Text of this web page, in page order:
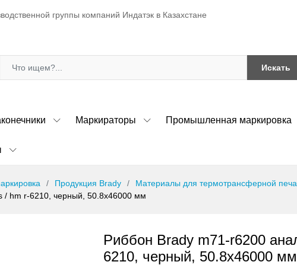
группы компаний Индатэк в Казахстане
Искать
Маркираторы Промышленная маркировка
Продукция Brady Материалы для термотрансферной
/ hm r-6210, черный, 50.8x46000 мм
Риббон Brady m71-r6200
6210, черный, 50.8x46000 мм